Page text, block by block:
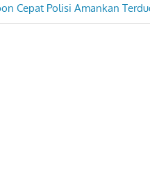
Cepat Polisi Amankan